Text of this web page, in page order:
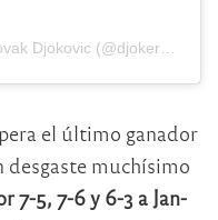
Una publicación compartida por Novak Djokovic (@djokernole)
el último ganador
desgaste muchísimo
7-5, 7-6 y 6-3 a Jan-